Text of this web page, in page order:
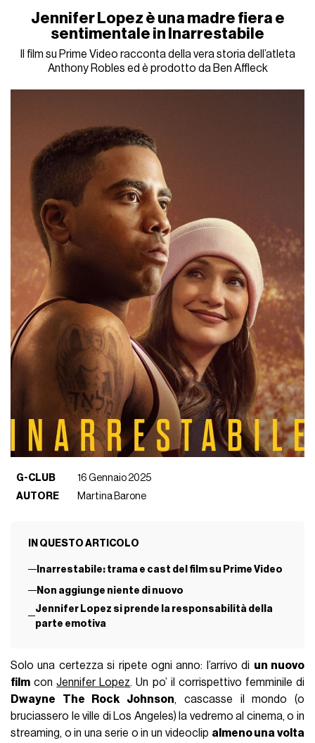
Jennifer Lopez è una madre fiera e
sentimentale in Inarrestabile
Il film su Prime Video racconta della vera storia dell’atleta
Anthony Robles ed è prodotto da Ben Affleck
G-CLUB
16 Gennaio 2025
AUTORE
Martina Barone
IN QUESTO ARTICOLO
Inarrestabile: trama e cast del film su Prime Video
Non aggiunge niente di nuovo
Jennifer Lopez si prende la responsabilità della
parte emotiva
Solo una certezza si ripete ogni anno: l’arrivo di un nuovo
film conJennifer Lopez. Un po’ il corrispettivo femminile di
Dwayne The Rock Johnson, cascasse il mondo (o
bruciassero le ville di Los Angeles) la vedremo al cinema, o in
streaming, o in una serie o in un videoclip almeno una volta